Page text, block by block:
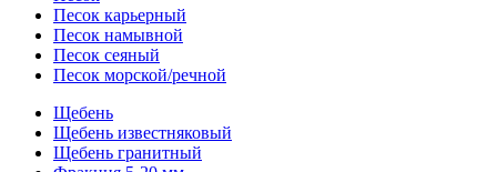
Песок карьерный
Песок намывной
Песок сеяный
Песок морской/речной
Щебень
Щебень известняковый
Щебень гранитный